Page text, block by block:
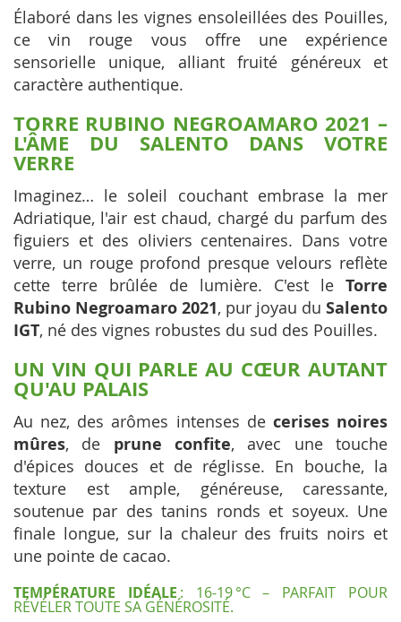
Élaboré dans les vignes ensoleillées des Pouilles,
ce vin rouge vous offre une expérience
sensorielle unique, alliant fruité généreux et
caractère authentique.
TORRE RUBINO NEGROAMARO 2021 –
L'ÂME DU SALENTO DANS VOTRE
VERRE
Imaginez… le soleil couchant embrase la mer
Adriatique, l'air est chaud, chargé du parfum des
figuiers et des oliviers centenaires. Dans votre
verre, un rouge profond presque velours reflète
cette terre brûlée de lumière. C'est le Torre
Rubino Negroamaro 2021, pur joyau du Salento
IGT, né des vignes robustes du sud des Pouilles.
UN VIN QUI PARLE AU CŒUR AUTANT
QU'AU PALAIS
Au nez, des arômes intenses de cerises noires
mûres, de prune confite, avec une touche
d'épices douces et de réglisse. En bouche, la
texture est ample, généreuse, caressante,
soutenue par des tanins ronds et soyeux. Une
finale longue, sur la chaleur des fruits noirs et
une pointe de cacao.
TEMPÉRATURE IDÉALE : 16-19 °C – PARFAIT POUR
RÉVÉLER TOUTE SA GÉNÉROSITÉ.